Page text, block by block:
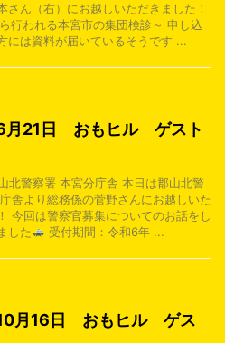
さん（右）にお越しいただきました！
行われる本宮市の集団検診～ 申し込
には資料が届いているそうです ...
月21日 おもヒル ゲスト
北警察署 本宮分庁舎 本日は郡山北警
舎より総務係の菅野さんにお越しいた
今回は警察官募集についてのお話をし
した
受付期間：令和6年 ...
月16日 おもヒル ゲス